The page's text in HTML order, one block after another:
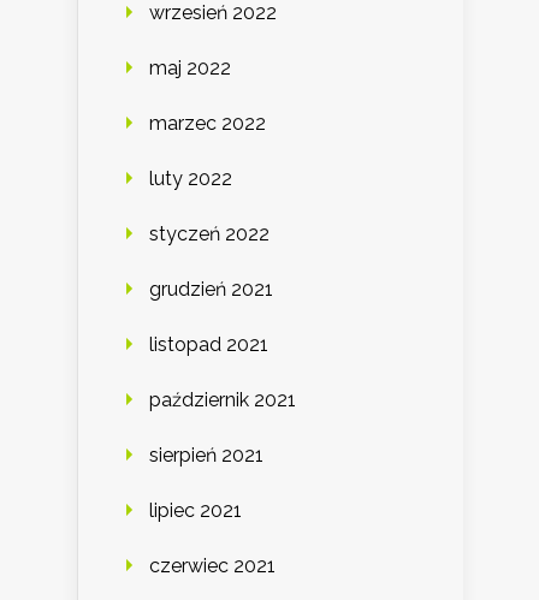
wrzesień 2022
maj 2022
marzec 2022
luty 2022
styczeń 2022
grudzień 2021
listopad 2021
październik 2021
sierpień 2021
lipiec 2021
czerwiec 2021